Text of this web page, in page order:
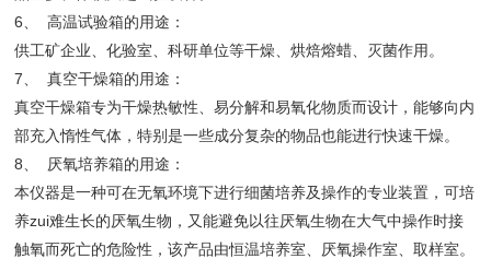
6、 高温试验箱的用途：
供工矿企业、化验室、科研单位等干燥、烘焙熔蜡、灭菌作用。
7、 真空干燥箱的用途：
真空干燥箱专为干燥热敏性、易分解和易氧化物质而设计，能够向内
部充入惰性气体，特别是一些成分复杂的物品也能进行快速干燥。
8、 厌氧培养箱的用途：
本仪器是一种可在无氧环境下进行细菌培养及操作的专业装置，可培
养zui难生长的厌氧生物，又能避免以往厌氧生物在大气中操作时接
触氧而死亡的危险性，该产品由恒温培养室、厌氧操作室、取样室。